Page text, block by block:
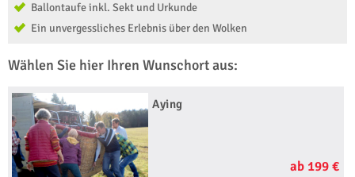
Ballontaufe inkl. Sekt und Urkunde
Ein unvergessliches Erlebnis über den Wolken
Wählen Sie hier Ihren Wunschort aus:
Aying
ab 199 €